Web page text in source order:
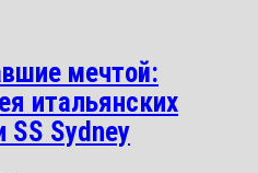
мечтой:
итальянских
SS Sydney